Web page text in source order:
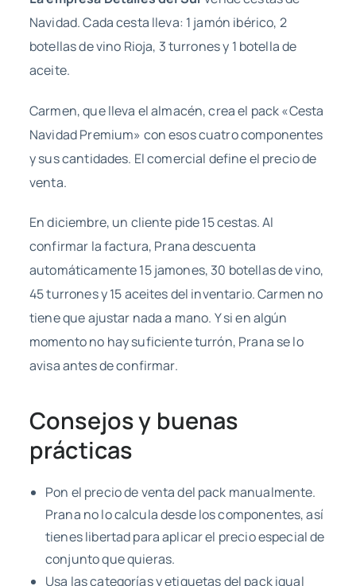
Navidad. Cada cesta lleva: 1 jamón ibérico, 2
botellas de vino Rioja, 3 turrones y 1 botella de
aceite.
Carmen, que lleva el almacén, crea el pack «Cesta
Navidad Premium» con esos cuatro componentes
y sus cantidades. El comercial define el precio de
venta.
En diciembre, un cliente pide 15 cestas. Al
confirmar la factura, Prana descuenta
automáticamente 15 jamones, 30 botellas de vino,
45 turrones y 15 aceites del inventario. Carmen no
tiene que ajustar nada a mano. Y si en algún
momento no hay suficiente turrón, Prana se lo
avisa antes de confirmar.
Consejos y buenas
prácticas
Pon el precio de venta del pack manualmente.
Prana no lo calcula desde los componentes, así
tienes libertad para aplicar el precio especial de
conjunto que quieras.
Usa las categorías y etiquetas del pack igual